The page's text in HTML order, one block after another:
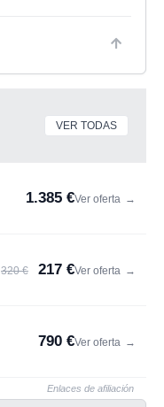
VER TODAS
1.385 €Ver oferta →
320 € 217 €Ver oferta →
790 €Ver oferta →
Enlaces de afiliación